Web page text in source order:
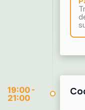
19:00 -
21:00